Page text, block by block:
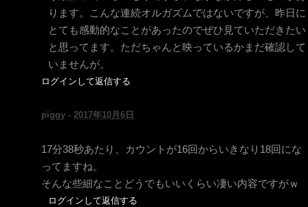
ります。こんな連続オルガズムではないですが、昨日に
とても感動的なことがあったのでぜひ見ていただきたい
と思ってます。ただちゃんと映っているかまだ確認して
いませんが。
ログインして返信する
piggy - 2017年10月6日
17分38秒あたり、カウントが16回からいきなり18回にな
ってますね。
そんな些細なことどうでもいいくらい凄い内容ですがｗ
ログインして返信する